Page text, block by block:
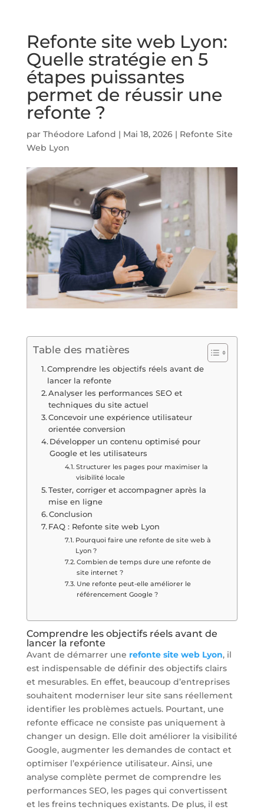
Refonte site web Lyon:
Quelle stratégie en 5
étapes puissantes
permet de réussir une
refonte ?
par Théodore Lafond | Mai 18, 2026| Refonte Site
Web Lyon
Table des matières
Comprendre les objectifs réels avant de
lancer la refonte
Analyser les performances SEO et
techniques du site actuel
Concevoir une expérience utilisateur
orientée conversion
Développer un contenu optimisé pour
Google et les utilisateurs
Structurer les pages pour maximiser la
visibilité locale
Tester, corriger et accompagner après la
mise en ligne
Conclusion
FAQ : Refonte site web Lyon
Pourquoi faire une refonte de site web à
Lyon ?
Combien de temps dure une refonte de
site internet ?
Une refonte peut-elle améliorer le
référencement Google ?
Comprendre les objectifs réels avant de
lancer la refonte
Avant de démarrer une refonte site web Lyon, il
est indispensable de définir des objectifs clairs
et mesurables. En effet, beaucoup d’entreprises
souhaitent moderniser leur site sans réellement
identifier les problèmes actuels. Pourtant, une
refonte efficace ne consiste pas uniquement à
changer un design. Elle doit améliorer la visibilité
Google, augmenter les demandes de contact et
optimiser l’expérience utilisateur. Ainsi, une
analyse complète permet de comprendre les
performances SEO, les pages qui convertissent
et les freins techniques existants. De plus, il est